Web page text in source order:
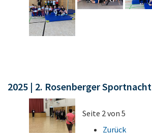
2025 | 2. Rosenberger Sportnacht
Seite 2 von 5
Zurück